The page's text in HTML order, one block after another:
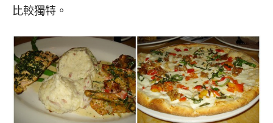
比較獨特。